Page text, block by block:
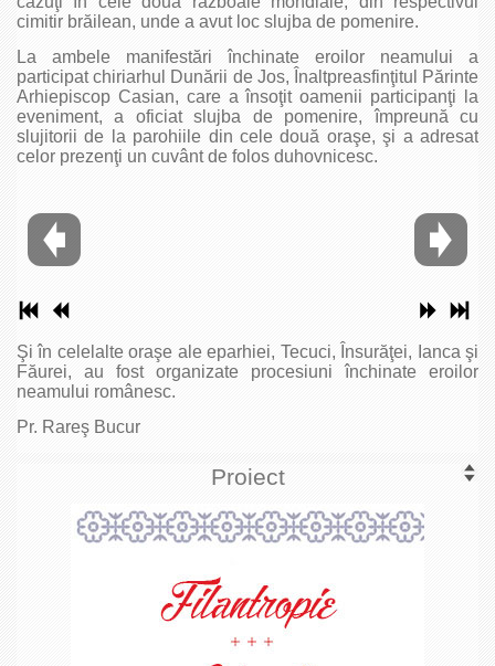
cimitir brăilean, unde a avut loc slujba de pomenire.
La ambele manifestări închinate eroilor neamului a
participat chiriarhul Dunării de Jos, Înaltpreasfinţitul Părinte
Arhiepiscop Casian, care a însoţit oamenii participanţi la
eveniment, a oficiat slujba de pomenire, împreună cu
slujitorii de la parohiile din cele două oraşe, şi a adresat
celor prezenţi un cuvânt de folos duhovnicesc.
Şi în celelalte oraşe ale eparhiei, Tecuci, Însurăţei, Ianca şi
Făurei, au fost organizate procesiuni închinate eroilor
neamului românesc.
Pr. Rareş Bucur
Proiect